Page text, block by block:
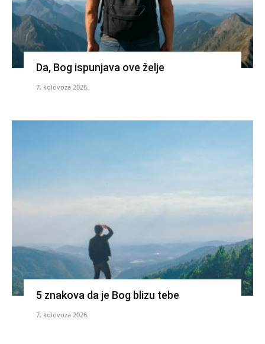
Da, Bog ispunjava ove želje
7. kolovoza 2026.
5 znakova da je Bog blizu tebe
7. kolovoza 2026.